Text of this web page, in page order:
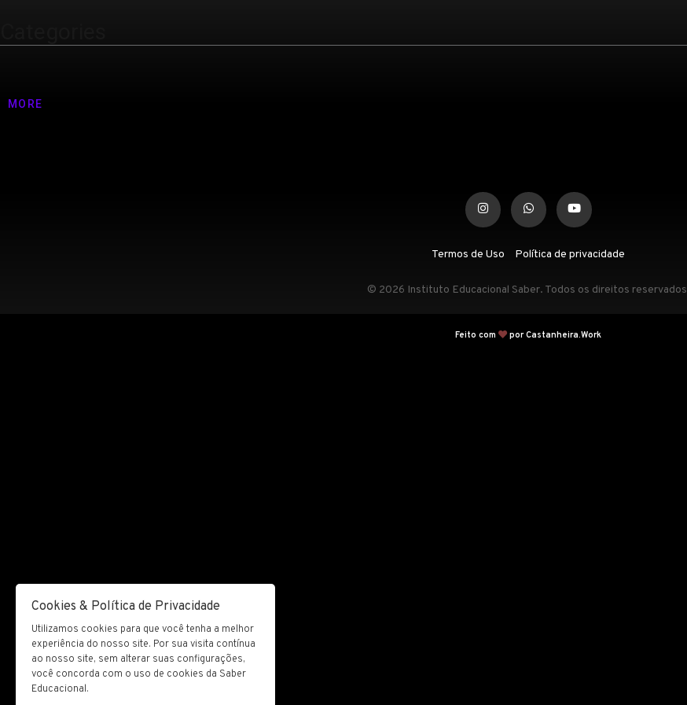
MORE
Termos de Uso Política de privacidade
© 2026 Instituto Educacional Saber. Todos os direitos
Feito com por Castanheira.Work
Cookies & Política de Privacidade
Utilizamos cookies para que você tenha a melhor
experiência do nosso site. Por sua visita contínua
ao nosso site, sem alterar suas configurações,
você concorda com o uso de cookies da Saber
Educacional.